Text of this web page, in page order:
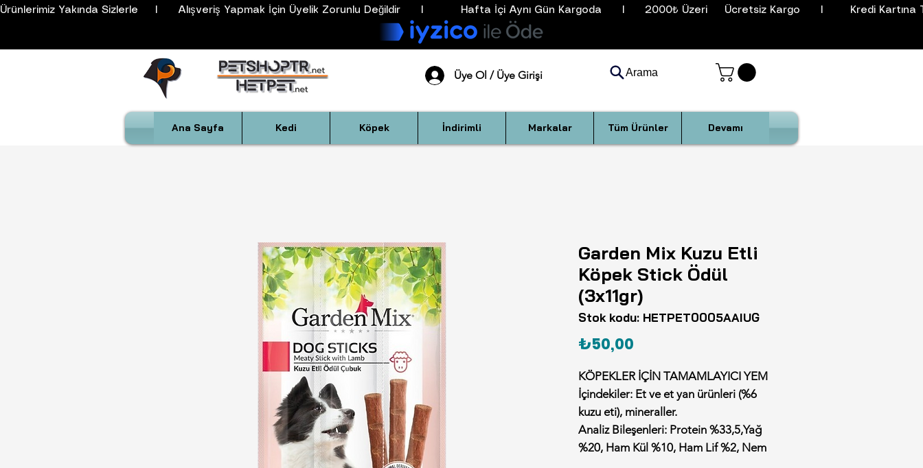
Ürünlerimiz Yakında Sizlerle     I      Alışveriş Yapmak İçin Üyelik Zorunlu Değildir      I           Hafta İçi Aynı Gün Kargoda      I      2000₺ Üzeri     Ücretsiz Kargo      I        Kredi Kartına
Üye Ol / Üye Girişi Arama
Ana Sayfa Kedi Köpek İndirimli Markalar Tüm Ürünler Devamı
Garden Mix Kuzu Etli
Köpek Stick Ödül
(3x11gr)
Stok kodu: HETPET0005AAIUG
₺50,00
KÖPEKLER İÇİN TAMAMLAYICI YEM
İçindekiler: Et ve et yan ürünleri (%6
kuzu eti), mineraller.
Analiz Bileşenleri: Protein %33,5,Yağ
%20, Ham Kül %10, Ham Lif %2, Nem